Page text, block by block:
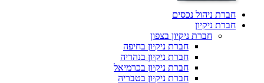
חברת ניהול נכסים
חברת ניקיון
חברת ניקיון בצפון
חברת ניקיון בחיפה
חברת ניקיון בנהריה
חברת ניקיון בכרמיאל
חברת ניקיון בטבריה